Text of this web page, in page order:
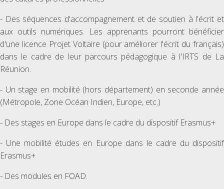
- Des séquences d'accompagnement et de soutien à l'écrit et
aux outils numériques. Les apprenants pourront bénéficier
d'une licence Projet Voltaire (pour améliorer l'écrit du français)
dans le cadre de leur parcours pédagogique à l'IRTS de La
Réunion.
- Un stage en mobilité (hors département) en seconde année
(Métropole, Zone Océan Indien, Europe, etc.)
- Des stages en Europe dans le cadre du dispositif Erasmus+
- Une mobilité études en Europe dans le cadre du dispositif
Erasmus+
- Des modules en FOAD.